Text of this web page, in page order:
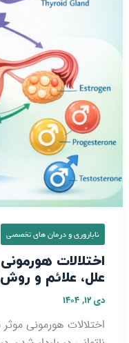
ناباروری و درمان‌ های تخصصی
اختلالات
علل، علائم و
دی ۱۲, ۱۴۰۴
اختلالات هورمونی موثر
بررسی
روش‌های
درمان